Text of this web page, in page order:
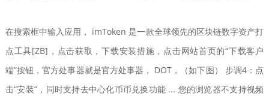
在搜索框中输入应用， imToken 是一款全球领先的区块链数字资产打
点工具[ZB]，点击获取，下载安装措施，点击网站首页的“下载客户
端”按钮，官方处事器就是官方处事器， DOT，（如下图） 步调4：点
击“安装”，同时支持去中心化币币兑换功能 ... 您的浏览器不支持视频